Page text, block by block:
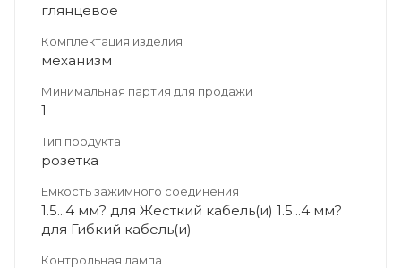
глянцевое
Комплектация изделия
механизм
Минимальная партия для продажи
1
Тип продукта
розетка
Емкость зажимного соединения
1.5...4 мм? для Жесткий кабель(и) 1.5...4 мм?
для Гибкий кабель(и)
Контрольная лампа